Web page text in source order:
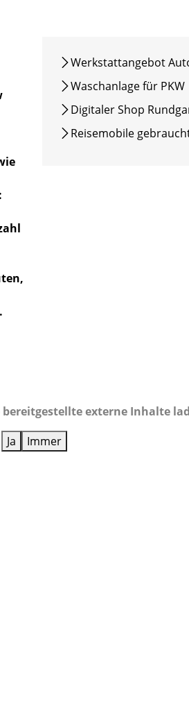
Werkstattangebot
Waschanlage für PKW
Digitaler Shop
Reisemobile
bereitgestellte externe Inhalte
Ja
Immer